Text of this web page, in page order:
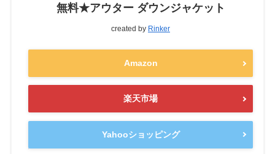
無料★アウター ダウンジャケット
created by Rinker
Amazon
楽天市場
Yahooショッピング